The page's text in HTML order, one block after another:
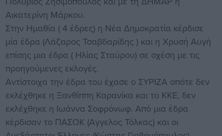
Αικατερίνη Μάρκου.
Στην Ημαθία ( 4 έδρες) η Νέα Δημοκρατία κέρδισε
μία έδρα (Λάζαρος Τσαβδαρίδης ) και η Χρυσή Αυγή
επίσης μια έδρα ( Ηλίας Σταύρου) σε σχέση με τις
προηγούμενες εκλογές.
Αντίστοιχα την έδρα του έχασε ο ΣΥΡΙΖΑ οπότε δεν
εκλέχθηκε η Ξανθίππη Καρανίκα και το ΚΚΕ, δεν
εκλέχθηκε η Ιωάννα Σοφρόνωφ. Από μια έδρα
κέρδισαν το ΠΑΣΟΚ (Αγγελος Τόλκας) και οι